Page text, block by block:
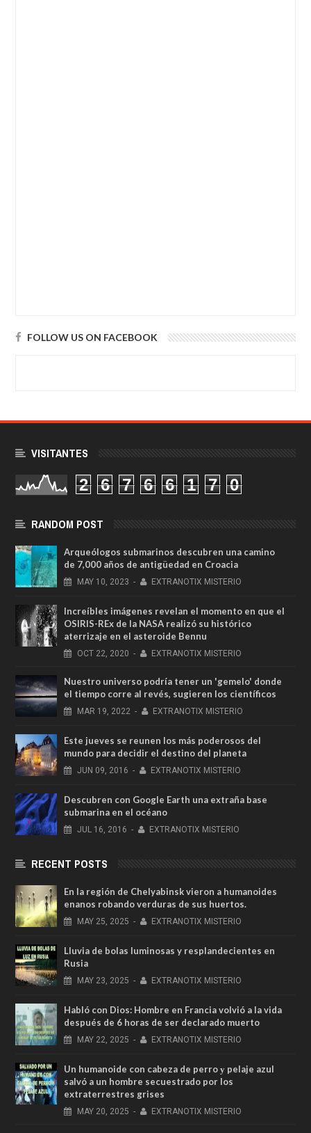
FOLLOW US ON FACEBOOK
VISITANTES
2 6 7 6 6 1 7 0
RANDOM POST
Arqueólogos submarinos descubren una camino
de 7,000 años de antigüedad en Croacia
MAY 10, 2023 - EXTRANOTIX MISTERIO
Increíbles imágenes revelan el momento en que el
OSIRIS-REx de la NASA realizó su histórico
aterrizaje en el asteroide Bennu
OCT 22, 2020 - EXTRANOTIX MISTERIO
Nuestro universo podría tener un 'gemelo' donde
el tiempo corre al revés, sugieren los científicos
MAR 19, 2022 - EXTRANOTIX MISTERIO
Este jueves se reunen los más poderosos del
mundo para decidir el destino del planeta
JUN 09, 2016 - EXTRANOTIX MISTERIO
Descubren con Google Earth una extraña base
submarina en el océano
JUL 16, 2016 - EXTRANOTIX MISTERIO
RECENT POSTS
En la región de Chelyabinsk vieron a humanoides
enanos robando verduras de sus huertos.
MAY 25, 2025 - EXTRANOTIX MISTERIO
Lluvia de bolas luminosas y resplandecientes en
Rusia
MAY 23, 2025 - EXTRANOTIX MISTERIO
Habló con Dios: Hombre en Francia volvió a la vida
después de 6 horas de ser declarado muerto
MAY 22, 2025 - EXTRANOTIX MISTERIO
Un humanoide con cabeza de perro у pelaje azul
salvó a un hombre secuestrado por los
extraterrestres grises
MAY 20, 2025 - EXTRANOTIX MISTERIO